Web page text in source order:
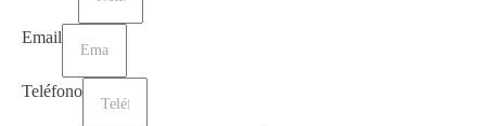
Email
Teléfono